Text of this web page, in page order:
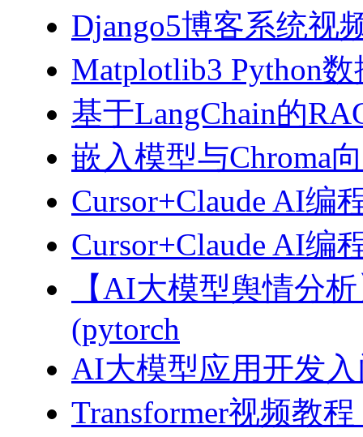
Django5博客系统视
Matplotlib3 Python
基于LangChain的
嵌入模型与Chroma
Cursor+Claude AI编
Cursor+Claude AI编
【AI大模型舆情分
(pytorch
AI大模型应用开发入
Transformer视频教